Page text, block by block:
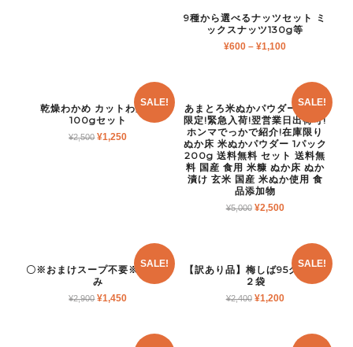
9種から選べるナッツセット ミ
ックスナッツ130g等
¥600 –¥1,100
SALE!
乾燥わかめ カットわかめ
100gセット
¥2,500 ¥1,250
SALE!
あまとろ米ぬかパウダー 80個
限定!緊急入荷!翌営業日出荷可!
ホンマでっかで紹介!在庫限り
ぬか床 米ぬかパウダー 1パック
200g 送料無料 セット 送料無
料 国産 食用 米糠 ぬか床 ぬか
漬け 玄米 国産 米ぬか使用 食
品添加物
¥5,000 ¥2,500
SALE!
〇※おまけスープ不要※商品の
み
¥2,900 ¥1,450
SALE!
【訳あり品】梅しば95グラム×
２袋
¥2,400 ¥1,200